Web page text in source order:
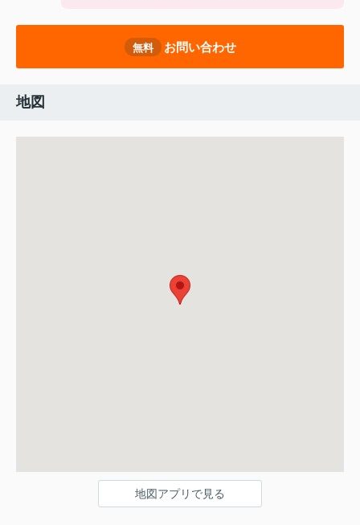
無料 お問い合わせ
地図
地図アプリで見る